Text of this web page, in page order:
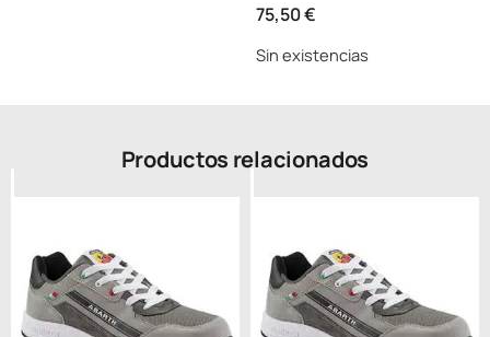
75,50€
Sin existencias
Productos relacionados